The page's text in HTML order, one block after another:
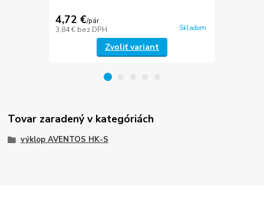
4,72 €/pár
3,84 € bez DPH Skladom
Zvoliť variant
Tovar zaradený v kategóriách
výklop AVENTOS HK-S